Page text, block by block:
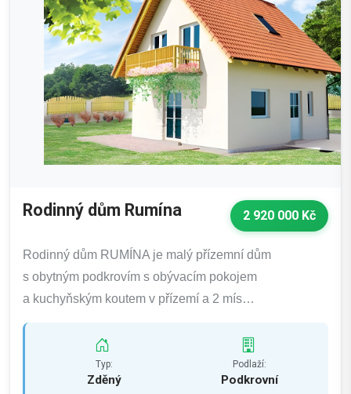
Rodinný dům Rumína 2 920 000 Kč
Rodinný dům RUMÍNA je malý přízemní dům
s obytným podkrovím s obývacím pokojem
a kuchyňským koutem v přízemí a 2 mís…
Typ:
Zděný
Podlaží:
Podkrovní